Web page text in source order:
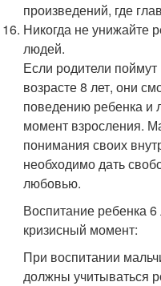
произведений, где
Никогда не унижайте
людей.
Если родители
возрасте 8 лет, они
поведению ребенка и
момент взросления.
понимания своих
необходимо дать
любовью.
Воспитание ребенка 6
кризисный момент:
При воспитании
должны учитываться